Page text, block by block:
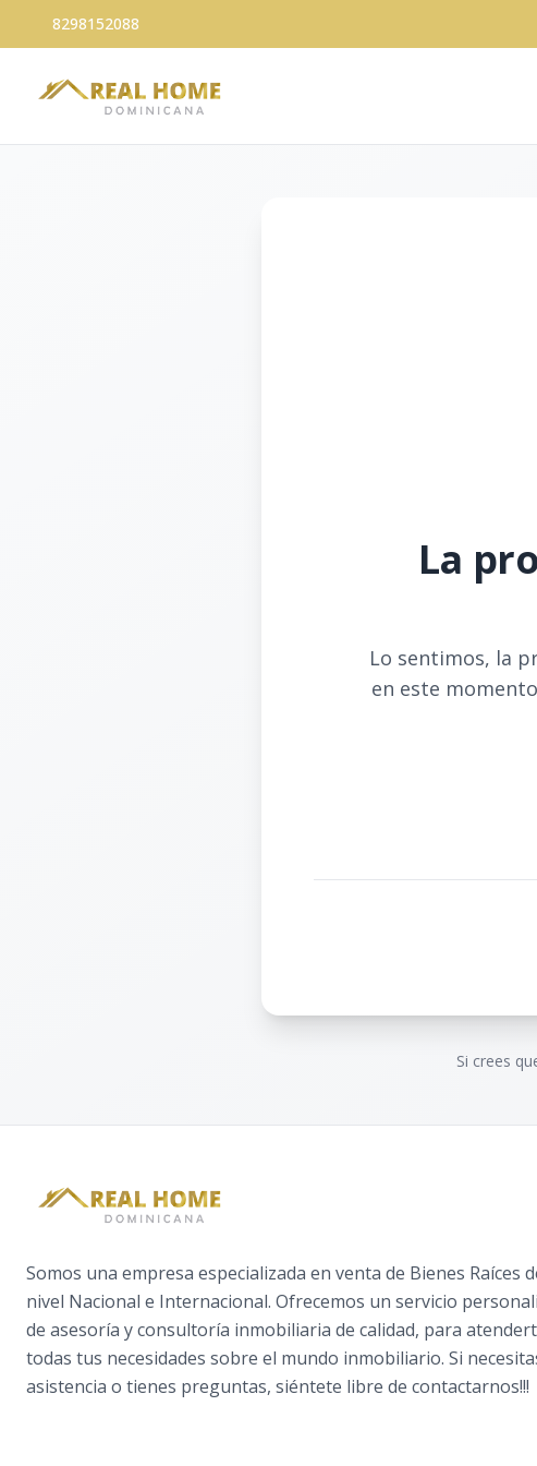
8298152088
La
Lo sentimos, la
en este
Si crees
Somos una empresa especializada en venta de Bienes Raíces
nivel Nacional e Internacional. Ofrecemos un servicio
de asesoría y consultoría inmobiliaria de calidad, para
todas tus necesidades sobre el mundo inmobiliario. Si
asistencia o tienes preguntas, siéntete libre de contactarnos!!!